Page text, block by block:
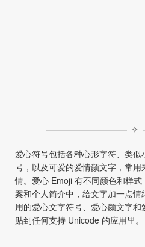
✧
爱心符号包括各种心形字符、类
号，以及可爱的爱情颜文字，常
情。爱心 Emoji 有不同颜色和样
案和个人简介中，给文字加一点
用的爱心文字符号、爱心颜文字
贴到任何支持 Unicode 的应用里。